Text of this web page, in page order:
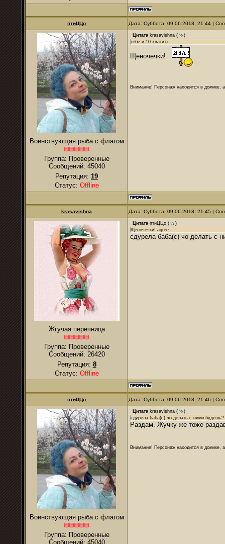
птиЦЦо Дата: Суббота, 09.06.2018, 21:44 |
Воинствующая рыба с флагом
Группа: Проверенные
Сообщений: 45040
Репутация: 19
Статус: Offline
Цитата krasavishna (
)
тебе и 10 хватит)
Щеночечки!
Внимание! Персонаж находится в домике,
krasavishna Дата: Суббота, 09.06.2018, 21:45 |
Жгучая перечница
Группа: Проверенные
Сообщений: 26420
Репутация: 8
Статус: Offline
Цитата птиЦЦо (
)
Щеночечки! agree
сдурела баба(с) чо делать с
птиЦЦо Дата: Суббота, 09.06.2018, 21:46 |
Воинствующая рыба с флагом
Группа: Проверенные
Сообщений: 45040
Цитата krasavishna (
)
сдурела баба(с) чо делать с ними будешь?
Раздам. Жучку же тоже
Внимание! Персонаж находится в домике,